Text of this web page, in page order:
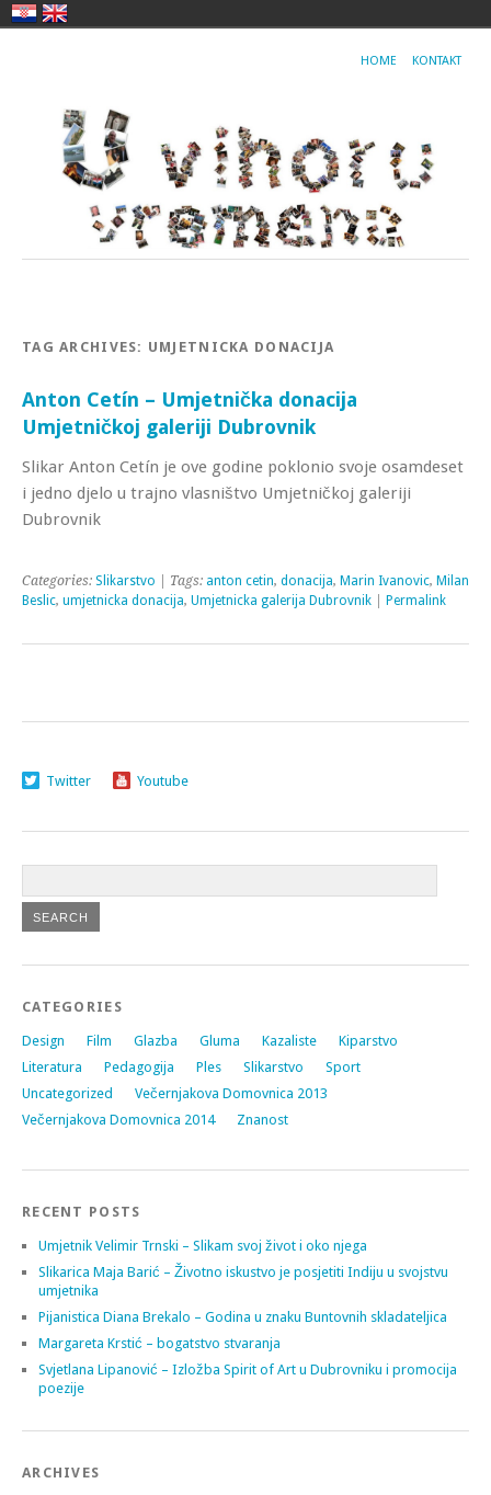
HOME KONTAKT
TAG ARCHIVES: UMJETNICKA DONACIJA
Anton Cetín – Umjetnička donacija
Umjetničkoj galeriji Dubrovnik
Slikar Anton Cetín je ove godine poklonio svoje osamdeset
i jedno djelo u trajno vlasništvo Umjetničkoj galeriji
Dubrovnik
Categories: Slikarstvo | Tags: anton cetin, donacija, Marin Ivanovic, Milan
Beslic, umjetnicka donacija, Umjetnicka galerija Dubrovnik Permalink
Twitter Youtube
CATEGORIES
Design Film Glazba Gluma Kazaliste
Kiparstvo
Literatura
Pedagogija Ples Slikarstvo
Sport
Uncategorized
Večernjakova Domovnica 2013
Večernjakova Domovnica 2014
Znanost
RECENT POSTS
Umjetnik Velimir Trnski – Slikam svoj život i oko njega
Slikarica Maja Barić – Životno iskustvo je posjetiti Indiju u svojstvu
umjetnika
Pijanistica Diana Brekalo – Godina u znaku Buntovnih skladateljica
Margareta Krstić – bogatstvo stvaranja
Svjetlana Lipanović – Izložba Spirit of Art u Dubrovniku i promocija
poezije
ARCHIVES